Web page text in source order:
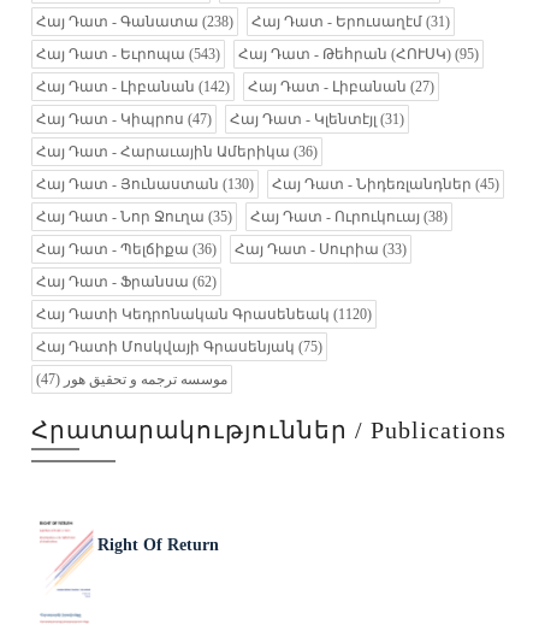
Հայ Դատ - Գանատա (238) Հայ Դատ - Երուսաղէմ (31)
Հայ Դատ - Եւրոպա (543) Հայ Դատ - Թեհրան (ՀՈՒՍԿ) (95)
Հայ Դատ - Լիբանան (142) Հայ Դատ - Լիբանան (27)
Հայ Դատ - Կիպրոս (47) Հայ Դատ - Կլենտէյլ (31)
Հայ Դատ - Հարաւային Ամերիկա (36)
Հայ Դատ - Յունաստան (130) Հայ Դատ - Նիդեռլանդներ (45)
Հայ Դատ - Նոր Ջուղա (35) Հայ Դատ - Ուրուկուայ (38)
Հայ Դատ - Պելճիքա (36) Հայ Դատ - Սուրիա (33)
Հայ Դատ - Ֆրանսա (62)
Հայ Դատի Կեդրոնական Գրասենեակ (1120)
Հայ Դատի Մոսկվայի Գրասենյակ (75)
موسسه ترجمه و تحقیق هور (47)
Հրատարակություններ / Publications
Right Of Return